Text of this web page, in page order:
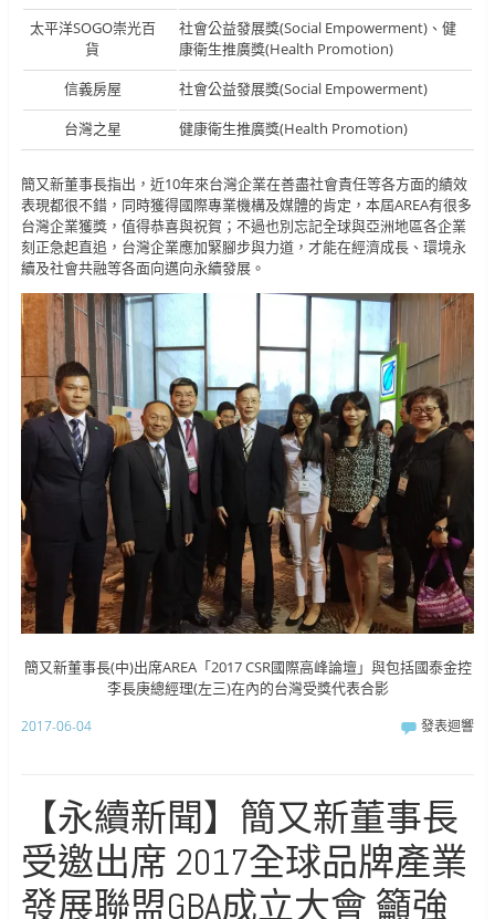
太平洋SOGO崇光百
貨
社會公益發展獎(Social Empowerment)、健
康衛生推廣獎(Health Promotion)
信義房屋
社會公益發展獎(Social Empowerment)
台灣之星
健康衛生推廣獎(Health Promotion)
簡又新董事長指出，近10年來台灣企業在善盡社會責任等各方面的績效
表現都很不錯，同時獲得國際專業機構及媒體的肯定，本屆AREA有很多
台灣企業獲獎，值得恭喜與祝賀；不過也別忘記全球與亞洲地區各企業
刻正急起直追，台灣企業應加緊腳步與力道，才能在經濟成長、環境永
續及社會共融等各面向邁向永續發展。
簡又新董事長(中)出席AREA「2017 CSR國際高峰論壇」與包括國泰金控
李長庚總經理(左三)在內的台灣受獎代表合影
2017-06-04 發表迴響
【永續新聞】簡又新董事長
受邀出席 2017全球品牌產業
發展聯盟GBA成立大會 籲強